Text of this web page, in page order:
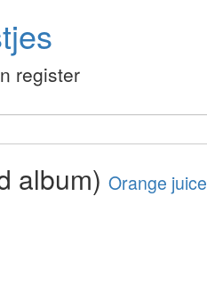
register
album) Orange juice